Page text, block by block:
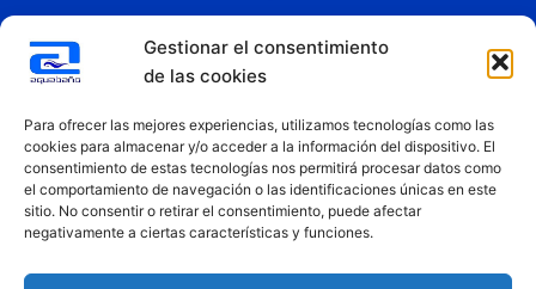
Gestionar el consentimiento
de las cookies
Para ofrecer las mejores experiencias, utilizamos tecnologías como las
cookies para almacenar y/o acceder a la información del dispositivo. El
consentimiento de estas tecnologías nos permitirá procesar datos como
el comportamiento de navegación o las identificaciones únicas en este
sitio. No consentir o retirar el consentimiento, puede afectar
negativamente a ciertas características y funciones.
Política de privacidad
Condiciones de uso
Copyright © 2026 Aquabaño | Todos los derechos reservados
Diseñado porInnovation Studio